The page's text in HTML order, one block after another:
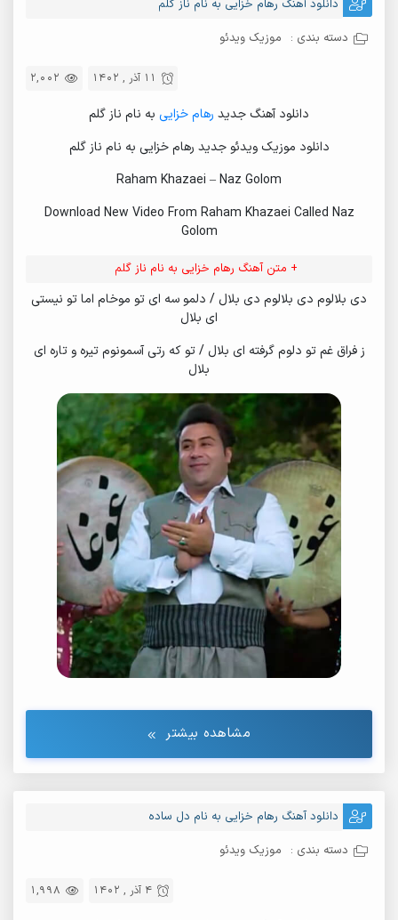
دانلود آهنگ رهام خزایی به نام ناز گلم
دسته بندی : موزیک ویدئو
2,002 11 آذر , 1402
دانلود آهنگ جدید رهام خزایی به نام ناز گلم
دانلود موزیک ویدئو جدید رهام خزایی به نام ناز گلم
Raham Khazaei – Naz Golom
Download New Video From Raham Khazaei Called Naz
Golom
+ متن آهنگ رهام خزایی به نام ناز گلم
دی بلالوم دی بلالوم دی بلال / دلمو سه ای تو موخام اما تو نیستی
ای بلال
ز فراق غم تو دلوم گرفته ای بلال / تو که رتی آسمونوم تیره و تاره ای
بلال
مشاهده بیشتر
دانلود آهنگ رهام خزایی به نام دل ساده
دسته بندی : موزیک ویدئو
1,998 4 آذر , 1402